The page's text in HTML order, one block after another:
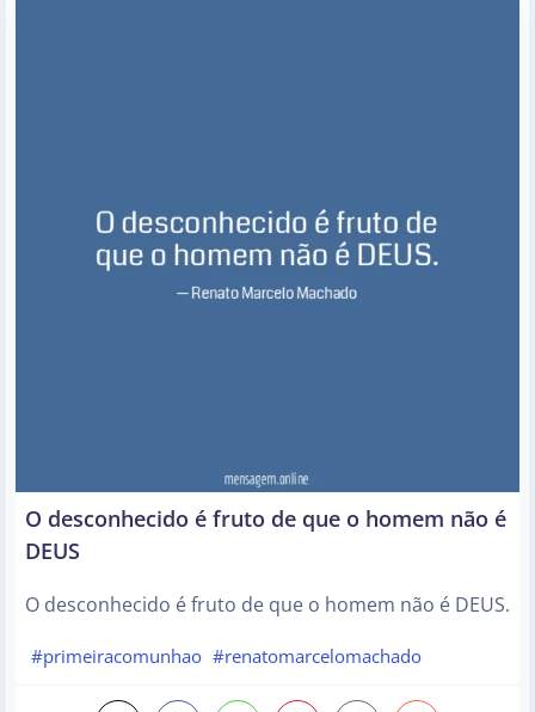
O desconhecido é fruto de que o homem não é
DEUS
O desconhecido é fruto de que o homem não é DEUS.
#primeiracomunhao #renatomarcelomachado